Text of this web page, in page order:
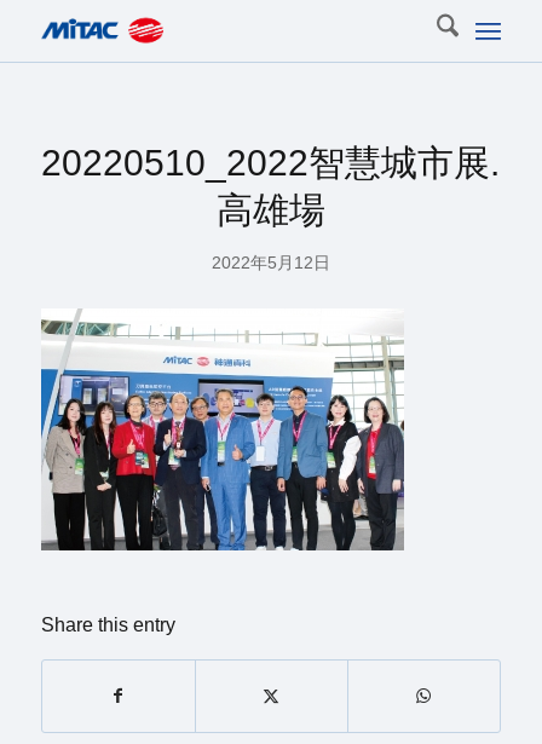
20220510_2022智慧城市展.
高雄場
2022年5月12日
Share this entry